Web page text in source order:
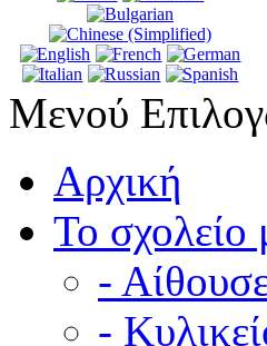
Μενού
Αρχική
Το σχολείο
-
-